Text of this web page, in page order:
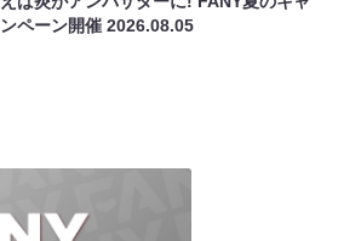
ンペーン開催2026.08.05